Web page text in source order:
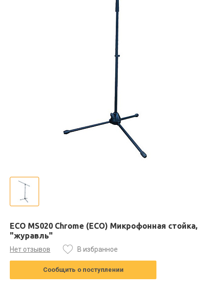
ECO MS020 Chrome (ECO) Микрофонная стойка,
"журавль"
Нет отзывов В избранное
Сообщить о поступлении